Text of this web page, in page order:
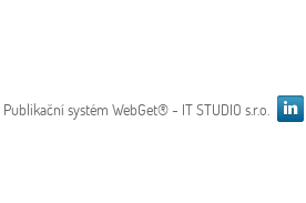
Publikační­ systém WebGet® - IT STUDIO s.r.o.